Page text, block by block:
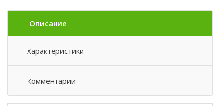
Описание
Характеристики
Комментарии